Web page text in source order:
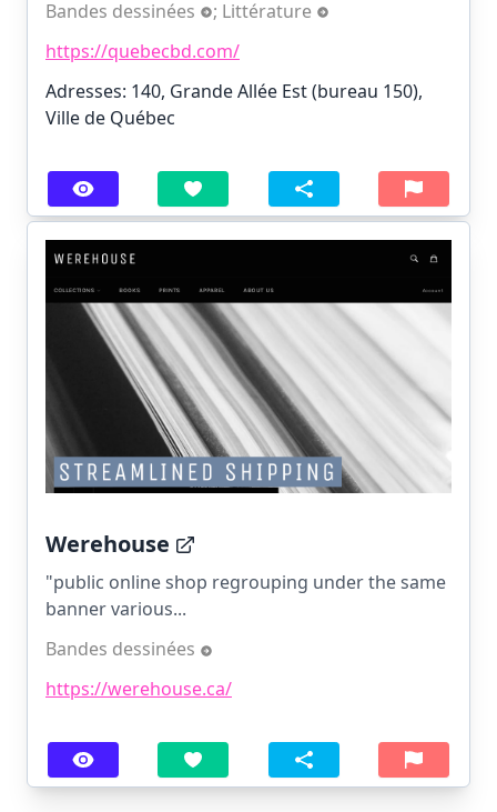
Bandes dessinées
; Littérature
https://quebecbd.com/
Adresses: 140, Grande Allée Est (bureau 150),
Ville de Québec
Werehouse
"public online shop regrouping under the same
banner various...
Bandes dessinées
https://werehouse.ca/